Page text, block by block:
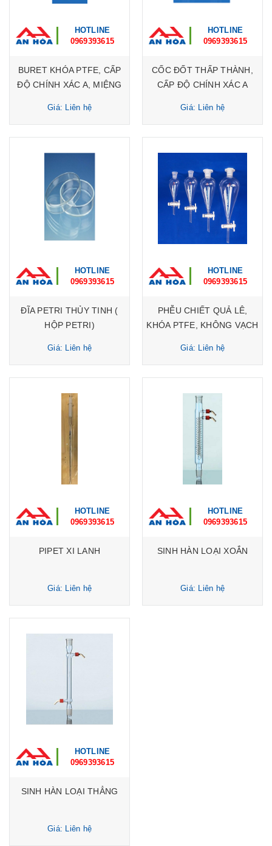
HOTLINE
0969393615
BURET KHÓA PTFE, CẤP
ĐỘ CHÍNH XÁC A, MIỆNG
Giá: Liên hệ
HOTLINE
0969393615
CỐC ĐỐT THẤP THÀNH,
CẤP ĐỘ CHÍNH XÁC A
Giá: Liên hệ
HOTLINE
0969393615
ĐĨA PETRI THỦY TINH (
HỘP PETRI)
Giá: Liên hệ
HOTLINE
0969393615
PHỄU CHIẾT QUẢ LÊ,
KHÓA PTFE, KHÔNG VẠCH
Giá: Liên hệ
HOTLINE
0969393615
PIPET XI LANH
Giá: Liên hệ
HOTLINE
0969393615
SINH HÀN LOẠI XOẮN
Giá: Liên hệ
HOTLINE
0969393615
SINH HÀN LOẠI THẲNG
Giá: Liên hệ